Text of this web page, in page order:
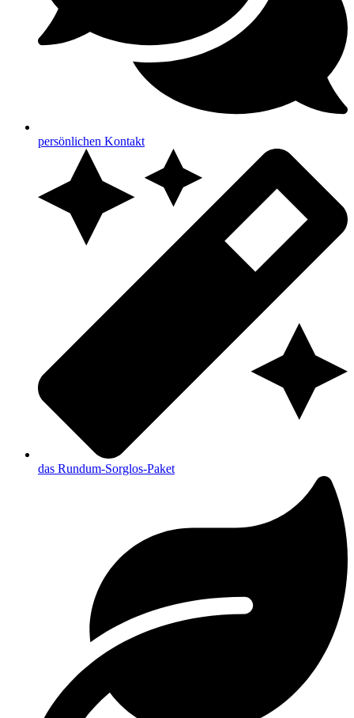
persönlichen Kontakt
das Rundum-Sorglos-Paket